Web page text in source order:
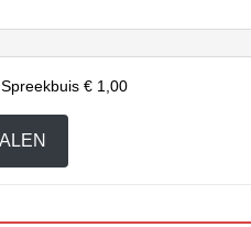
€ 1,00